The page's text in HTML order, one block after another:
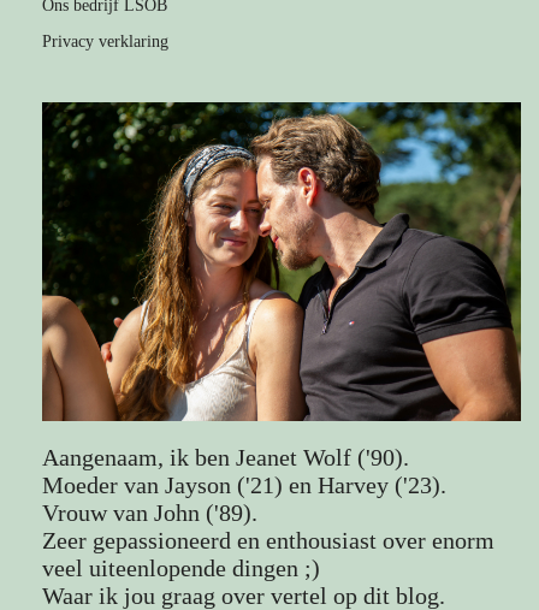
Ons bedrijf LSOB
Privacy verklaring
Aangenaam, ik ben Jeanet Wolf ('90).
Moeder van Jayson ('21) en Harvey ('23).
Vrouw van John ('89).
Zeer gepassioneerd en enthousiast over enorm
veel uiteenlopende dingen ;)
Waar ik jou graag over vertel op dit blog.